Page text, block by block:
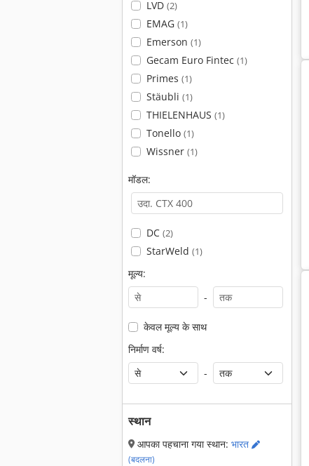
LVD (2)
EMAG (1)
Emerson (1)
Gecam Euro Fintec (1)
Primes (1)
Stäubli (1)
THIELENHAUS (1)
Tonello (1)
Wissner (1)
मॉडल:
DC (2)
StarWeld (1)
मूल्य:
-
केवल मूल्य के साथ
निर्माण वर्ष:
-
स्थान
आपका पहचाना गया स्थान: भारत
(बदलना)